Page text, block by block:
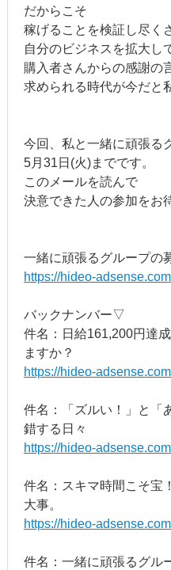
だからこそ
稼げることを検証し尽く
自分のビジネスを拡大し
購入者さんからの感謝の
求められる時代が今だと
今回、私と一緒に頑張る
5月31日(火)までです。
このメールを読んで
決意できた人の参加をお
一緒に頑張るグループの
https://hideo-
バックナンバー▽
件名：日給161,200円達
ますか？
https://hideo-
件名：「ズルい！」と「
錯する日々
https://hideo-
件名：スキマ時間こそ宝
大事。
https://hideo-
件名：一緒に頑張るグル